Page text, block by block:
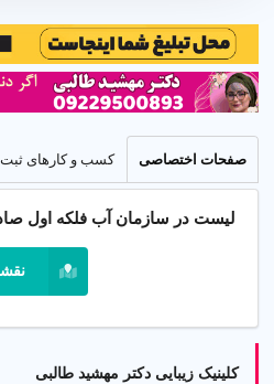
صفحات اختصاصی کسب و کارهای ثبت
لیست در سازمان آب فلکه اول
کلینیک زیبایی دکتر مهشید طالبی